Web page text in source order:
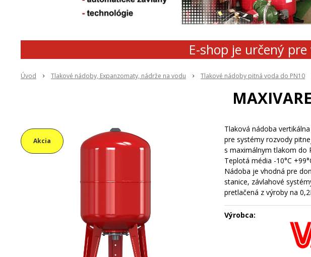
E-shop je určený
Úvod Tlakové nádoby, Expanzomaty, nádrže na vodu Tlakové nádoby pitná voda do PN10
Akcia
Tlaková nádoba
pre systémy rozvody
s maximálnym tlakom do
Teplotá média -10°C
Nádoba je vhodná pre
stanice, závlahové
pretlačená z výroby na
Výrobca: